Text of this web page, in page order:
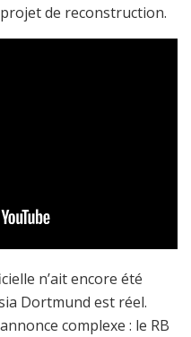
de reconstruction.
n’ait encore été
Dortmund est réel.
complexe : le RB